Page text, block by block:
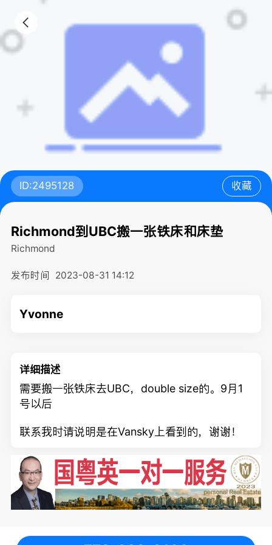
ID:2495128 收藏
Richmond到UBC搬一张铁床和床垫
Richmond
发布时间 2023-08-31 14:12
Yvonne
详细描述
需要搬一张铁床去UBC，double size的。9月1
号以后
联系我时请说明是在Vansky上看到的，谢谢！